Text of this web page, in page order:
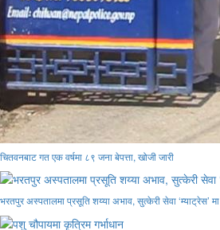
चितवनबाट गत एक वर्षमा ८९ जना बेपत्ता, खोजी जारी
भरतपुर अस्पतालमा प्रसूति शय्या अभाव, सुत्केरी सेवा ‘म्याट्रेस’ मा